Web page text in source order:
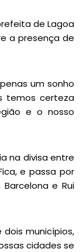
de Lagoa
a presença de
um sonho
temos certeza
e o nosso
na divisa entre
e passa por
Barcelona e Rui
municípios,
cidades se